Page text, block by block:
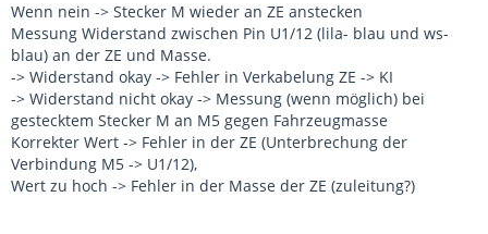
Wenn nein -> Stecker M wieder an ZE anstecken
Messung Widerstand zwischen Pin U1/12 (lila- blau und ws-
blau) an der ZE und Masse.
-> Widerstand okay -> Fehler in Verkabelung ZE -> KI
-> Widerstand nicht okay -> Messung (wenn möglich) bei
gestecktem Stecker M an M5 gegen Fahrzeugmasse
Korrekter Wert -> Fehler in der ZE (Unterbrechung der
Verbindung M5 -> U1/12),
Wert zu hoch -> Fehler in der Masse der ZE (zuleitung?)